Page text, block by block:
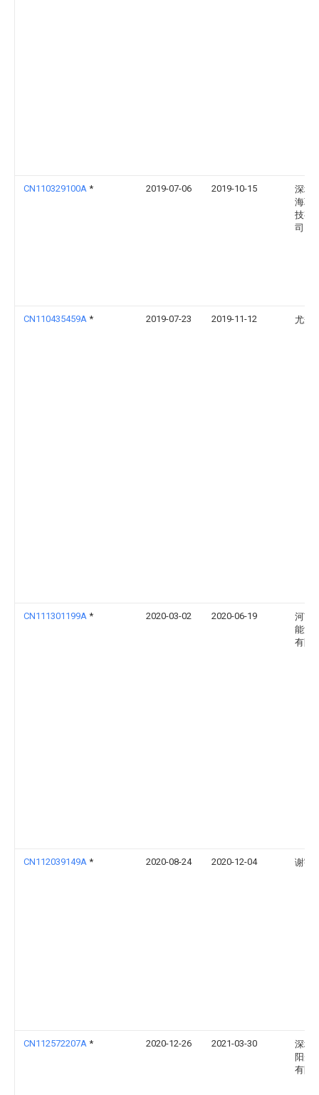
CN110329100A * 2019-07-06 2019-10-15
深圳
海联
技有
司
CN110435459A * 2019-07-23 2019-11-12 尤秀
CN111301199A * 2020-03-02 2020-06-19
河南
能源
有限
CN112039149A * 2020-08-24 2020-12-04 谢宇
CN112572207A * 2020-12-26 2021-03-30
深圳
阳光
有限